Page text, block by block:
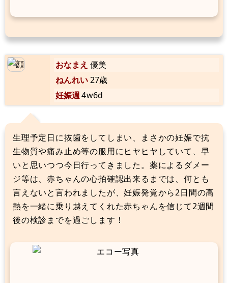
おなまえ 優美
ねんれい27歳
妊娠週4w6d
生理予定日に抜歯をしてしまい、まさかの妊娠で抗
生物質や痛み止め等の服用にヒヤヒヤしていて、早
いと思いつつ今日行ってきました。薬によるダメー
ジ等は、赤ちゃんの心拍確認出来るまでは、何とも
言えないと言われましたが、妊娠発覚から2日間の高
熱を一緒に乗り越えてくれた赤ちゃんを信じて2週間
後の検診までを過ごします！